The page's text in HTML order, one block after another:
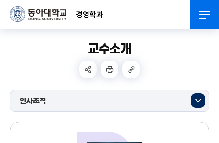
경영학과
교수소개
인사조직